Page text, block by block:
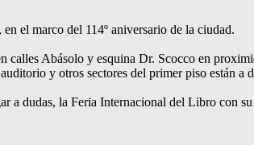
el marco del 114º aniversario de la ciudad.
calles Abásolo y esquina Dr. Scocco en
y otros sectores del primer piso están
a dudas, la Feria Internacional del Libro con